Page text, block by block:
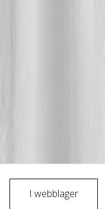
I webblager